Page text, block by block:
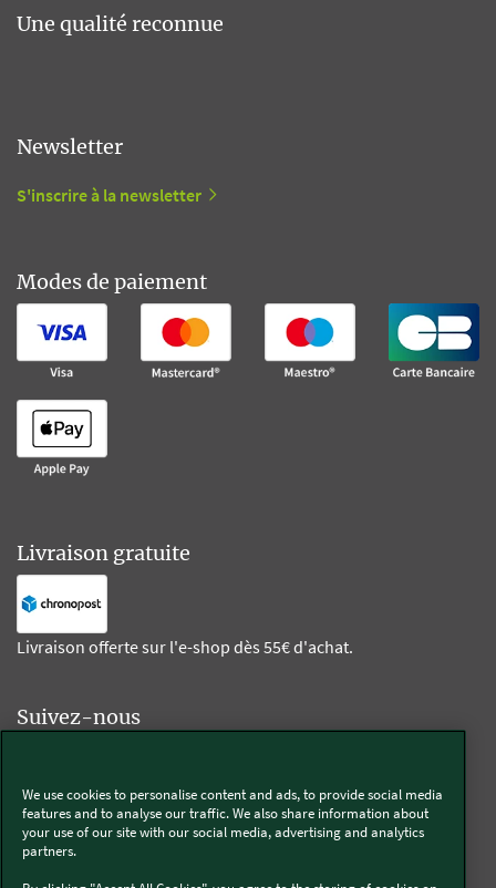
Une qualité reconnue
Newsletter
S'inscrire à la newsletter
Modes de paiement
Livraison gratuite
Livraison offerte sur l'e-shop dès 55€ d'achat.
Suivez-nous
Thermomix®
We use cookies to personalise content and ads, to provide social media
features and to analyse our traffic. We also share information about
your use of our site with our social media, advertising and analytics
partners.